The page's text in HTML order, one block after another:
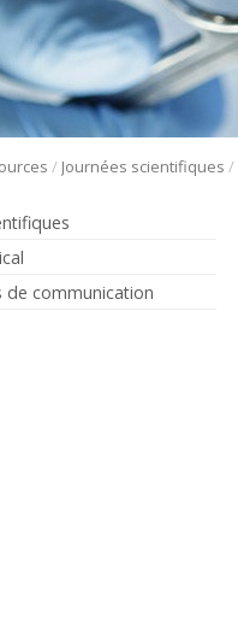
/ Journées scientifiques /
de communication